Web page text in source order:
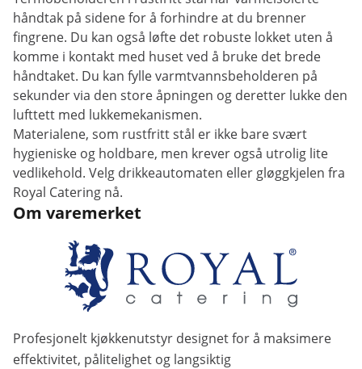
håndtak på sidene for å forhindre at du brenner
fingrene. Du kan også løfte det robuste lokket uten å
komme i kontakt med huset ved å bruke det brede
håndtaket. Du kan fylle varmtvannsbeholderen på
sekunder via den store åpningen og deretter lukke den
lufttett med lukkemekanismen.
Materialene, som rustfritt stål er ikke bare svært
hygieniske og holdbare, men krever også utrolig lite
vedlikehold. Velg drikkeautomaten eller gløggkjelen fra
Royal Catering nå.
Om varemerket
Profesjonelt kjøkkenutstyr designet for å maksimere
effektivitet, pålitelighet og langsiktig